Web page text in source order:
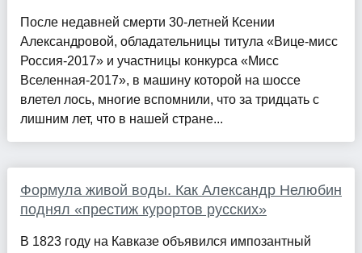
После недавней смерти 30-летней Ксении
Александровой, обладательницы титула «Вице-мисс
Россия-2017» и участницы конкурса «Мисс
Вселенная-2017», в машину которой на шоссе
влетел лось, многие вспомнили, что за тридцать с
лишним лет, что в нашей стране...
Формула живой воды. Как Александр Нелюбин
поднял «престиж курортов русских»
В 1823 году на Кавказе объявился импозантный